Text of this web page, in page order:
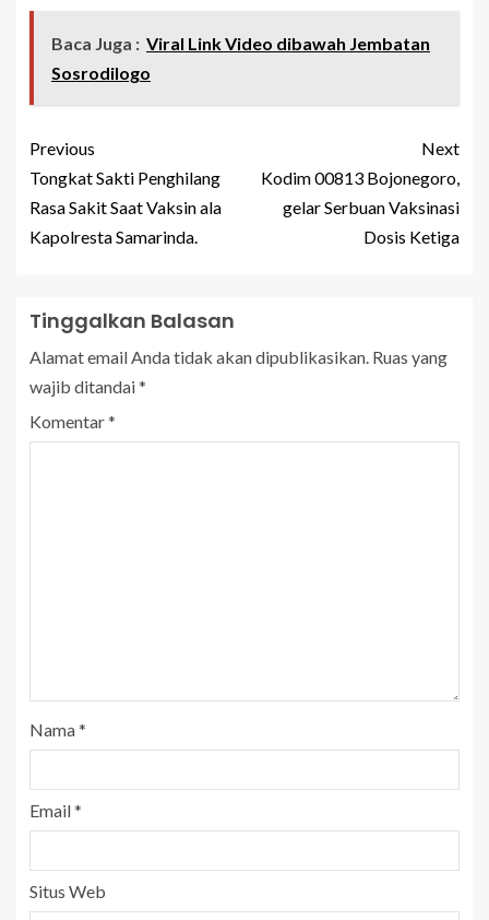
Baca Juga : Viral Link Video dibawah Jembatan
Sosrodilogo
Previous
Tongkat Sakti Penghilang
Rasa Sakit Saat Vaksin ala
Kapolresta Samarinda.
Next
Kodim 00813 Bojonegoro,
gelar Serbuan Vaksinasi
Dosis Ketiga
Tinggalkan Balasan
Alamat email Anda tidak akan dipublikasikan. Ruas yang
wajib ditandai*
Komentar*
Nama*
Email*
Situs Web